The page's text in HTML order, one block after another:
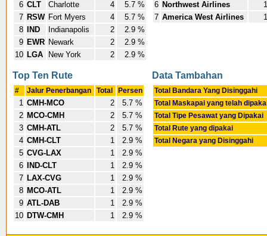
6 CLT Charlotte 4
5.7 %
7 RSW Fort Myers 4
5.7 %
8
IND Indianapolis 2
2.9 %
9 EWR Newark 2
2.9 %
10 LGA New York 2 2.9 %
6 Northwest Airlines
1
7 America West Airlines 1
Top Ten Rute
# Jalur Penerbangan Total Persen
1 CMH-MCO 2
5.7 %
2 MCO-CMH 2
5.7 %
3 CMH-ATL 2
5.7 %
4 CMH-CLT 1
2.9 %
5 CVG-LAX 1
2.9 %
6
IND-CLT 1
2.9 %
7 LAX-CVG 1
2.9 %
8 MCO-ATL 1
2.9 %
9 ATL-DAB 1
2.9 %
10 DTW-CMH 1 2.9 %
Data Tambahan
Total Bandara Yang Disinggahi
Total Maskapai yang telah
Total Tipe Pesawat yang Dipakai
Total Rute yang dipakai
Total Negara yang Disinggahi